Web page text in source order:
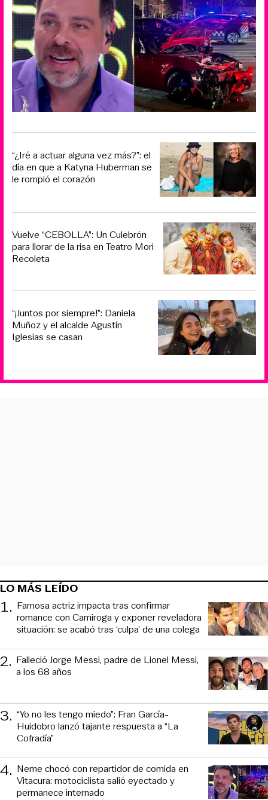
“¿Iré a actuar alguna vez más?”: el
día en que a Katyna Huberman se
le rompió el corazón
Vuelve “CEBOLLA”: Un Culebrón
para llorar de la risa en Teatro Mori
Recoleta
“¡Juntos por siempre!”: Daniela
Muñoz y el alcalde Agustín
Iglesias se casan
LO MÁS LEÍDO
1. Famosa actriz impacta tras confirmar
romance con Camiroga y exponer reveladora
situación: se acabó tras ‘culpa’ de una colega
2. Falleció Jorge Messi, padre de Lionel Messi,
a los 68 años
3. “Yo no les tengo miedo”: Fran García-
Huidobro lanzó tajante respuesta a “La
Cofradía”
4. Neme chocó con repartidor de comida en
Vitacura: motociclista salió eyectado y
permanece internado